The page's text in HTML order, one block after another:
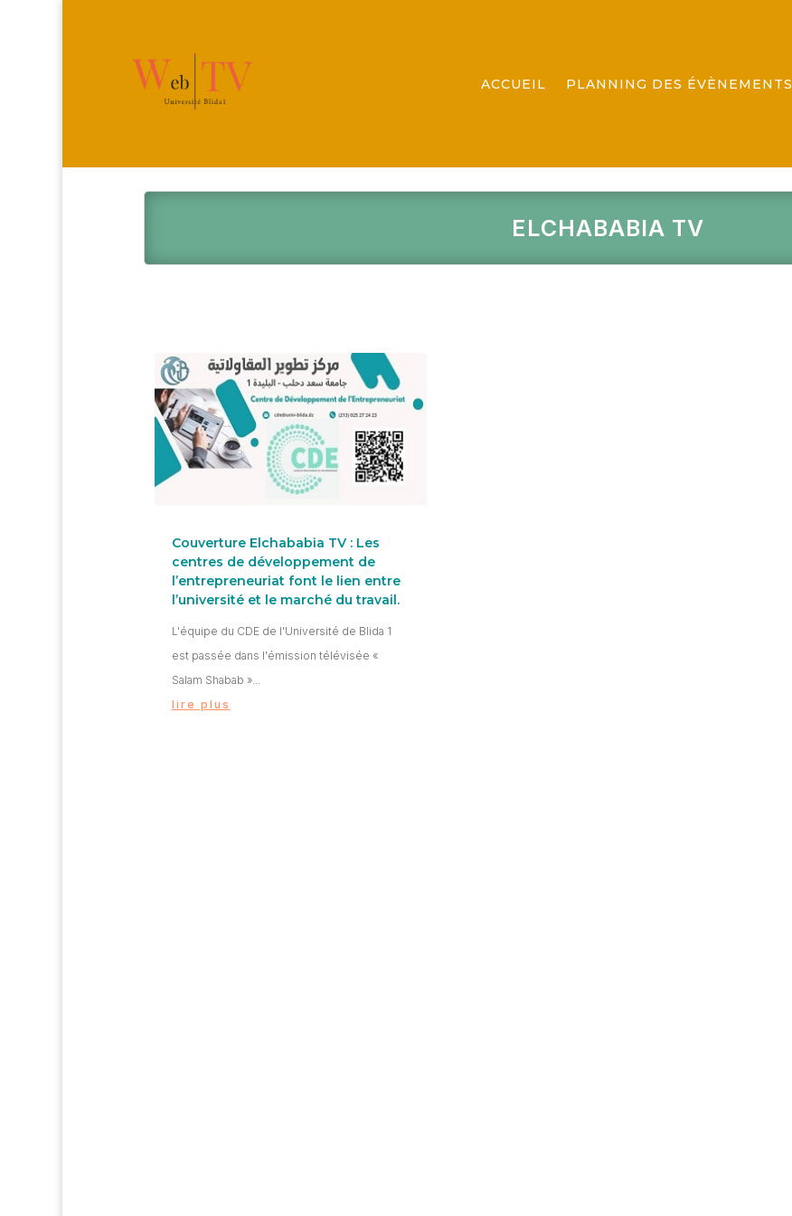
ACCUEIL PLANNING DES ÉVÈNEMENTS
ELCHABABIA TV
Couverture Elchababia TV : Les
centres de développement de
l’entrepreneuriat font le lien entre
l’université et le marché du travail.
L'équipe du CDE de l'Université de Blida 1
est passée dans l'émission télévisée «
Salam Shabab »...
lire plus